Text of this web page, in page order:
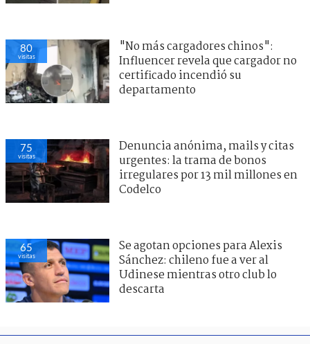
80
visitas
"No más cargadores chinos":
Influencer revela que cargador no
certificado incendió su
departamento
75
visitas
Denuncia anónima, mails y citas
urgentes: la trama de bonos
irregulares por 13 mil millones en
Codelco
65
visitas
Se agotan opciones para Alexis
Sánchez: chileno fue a ver al
Udinese mientras otro club lo
descarta